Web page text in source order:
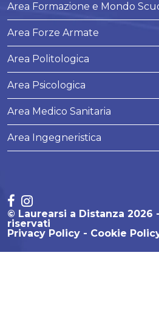
Area Formazione e Mondo
Area Forze Armate
Area Politologica
Area Psicologica
Area Medico Sanitaria
Area Ingegneristica
© Laurearsi a Distanza
riservati
Privacy Policy
Cookie